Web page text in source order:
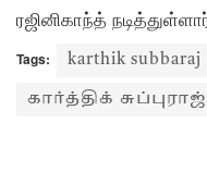
ரஜினிகாந்த்
Tags: karthik subbaraj
கார்த்திக் சுப்புராஜ்